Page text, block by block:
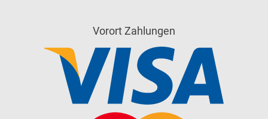
Vorort Zahlungen